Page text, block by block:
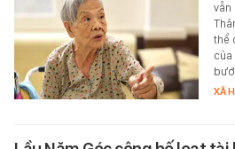
vẫn
thể
XÃ